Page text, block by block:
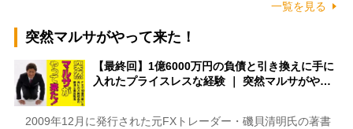
一覧を見る
突然マルサがやって来た！
【最終回】1億6000万円の負債と引き換えに手に
入れたプライスレスな経験 ｜ 突然マルサがや…
2009年12月に発行された元FXトレーダー・磯貝清明氏の著書